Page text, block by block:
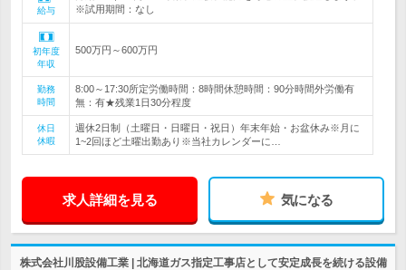
給与
※試用期間：なし
初年度
年収
500万円～600万円
勤務
時間
8:00～17:30所定労働時間：8時間休憩時間：90分時間外労働有
無：有★残業1日30分程度
休日
休暇
週休2日制（土曜日・日曜日・祝日）年末年始・お盆休み※月に
1~2回ほど土曜出勤あり※当社カレンダーに…
求人詳細を見る 気になる
株式会社川股設備工業 | 北海道ガス指定工事店として安定成長を続ける設備